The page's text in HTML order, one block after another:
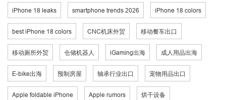
iPhone 18 leaks smartphone trends 2026 iPhone 18 colors
best iPhone 18 colors CNC机床外贸 移动餐车出口
移动厕所外贸 仓储机器人 iGaming出海 成人用品出海
E-bike出海 预制房屋 轴承行业出口 宠物用品出口
Apple foldable iPhone Apple rumors 烘干设备